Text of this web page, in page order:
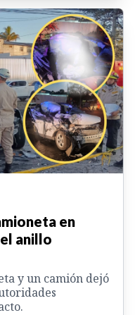
en
anillo
y un camión dejó